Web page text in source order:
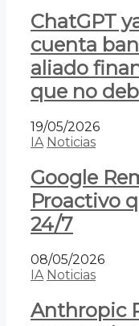
ChatGPT
cuenta
aliado
que no
19/05/2026
IA Noticias
Google
Proactivo
24/7
08/05/2026
IA Noticias
Anthropic